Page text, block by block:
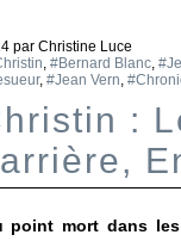
par Christine Luce
, #Bernard Blanc,
, #Jean Vern,
:
point mort dans